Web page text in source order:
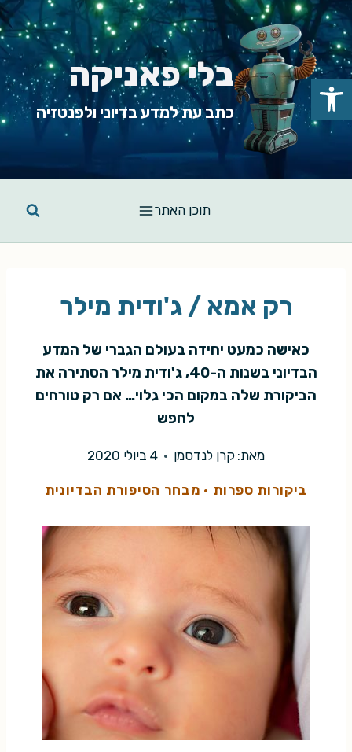
Skip
to
content
בלי פאניקה
כתב עת למדע בדיוני ולפנטזיה
תוכן האתר
רק אמא / ג'ודית מילר
כאישה כמעט יחידה בעולם הגברי של המדע
הבדיוני בשנות ה-40, ג'ודית מילר הסתירה את
הביקורת שלה במקום הכי גלוי… אם רק טורחים
לחפש
מאת: קרן לנדסמן 4 ביולי 2020
ביקורות ספרות · מבחר הסיפורת הבדיונית
פתח סרגל נגישות